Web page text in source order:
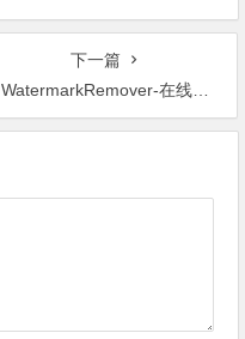
下一篇
WatermarkRemover-在线去水印